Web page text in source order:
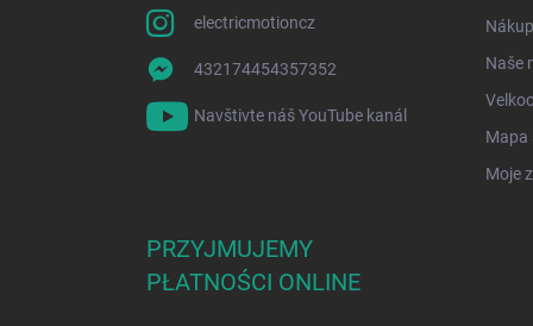
electricmotioncz
432174454357352
Navštivte náš YouTube kanál
Naše
Mapa
Moje
PRZYJMUJEMY
PŁATNOŚCI ONLINE